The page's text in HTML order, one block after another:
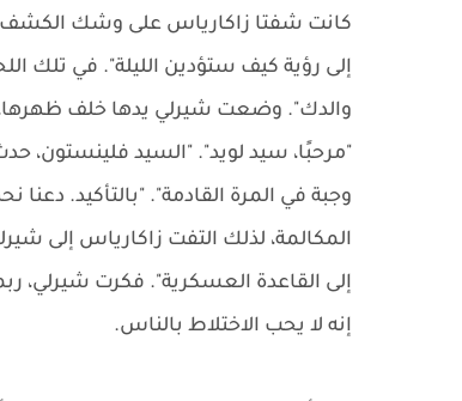
كانت شفتا زاكارياس على وشك الكشف
إلى رؤية كيف ستؤدين الليلة". في تلك
والدك". وضعت شيرلي يدها خلف ظهرها،
"مرحبًا، سيد لويد". "السيد فلينستون،
وجبة في المرة القادمة". "بالتأكيد. دعنا
المكالمة، لذلك التفت زاكارياس إلى
إلى القاعدة العسكرية". فكرت شيرلي،
إنه لا يحب الاختلاط بالناس.